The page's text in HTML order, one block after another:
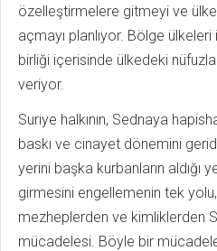
özelleştirmelere gitmeyi ve
açmayı planlıyor. Bölge
birliği içerisinde ülkedeki
veriyor.
Suriye halkının, Sednaya
baskı ve cinayet dönemini
yerini başka kurbanların aldığı
girmesini engellemenin tek
mezheplerden ve kimliklerden
mücadelesi. Böyle bir